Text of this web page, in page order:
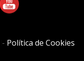
- Política de Cookies